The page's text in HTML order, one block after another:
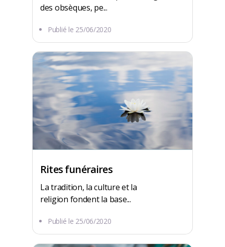
des obsèques, pe...
Publié le 25/06/2020
Rites funéraires
La tradition, la culture et la
religion fondent la base...
Publié le 25/06/2020